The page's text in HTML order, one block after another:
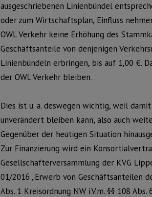
ausgeschriebenen Linienbündel
oder zum Wirtschaftsplan, Einfluss
OWL Verkehr keine Erhöhung des
Geschäftsanteile von denjenigen
Linienbündeln erbringen, bis auf 1,00 €.
der OWL Verkehr bleiben.
Dies ist u. a. deswegen wichtig, weil
unverändert bleiben kann, also auch
Gegenüber der heutigen Situation
Zur Finanzierung wird ein
Gesellschafterversammlung der KVG
01/2016 „Erwerb von Geschäftsanteilen
Abs. 1 Kreisordnung NW i.V.m. §§ 108